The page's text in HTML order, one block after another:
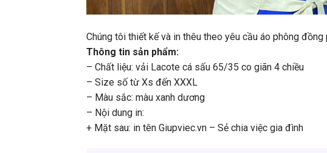
Chúng tôi thiết kế và in thêu theo yêu cầu áo phông đồng
Thông tin sản phẩm:
– Chất liệu: vải Lacote cá sấu 65/35 co giãn 4 chiều
– Size số từ Xs đến XXXL
– Màu sắc: màu xanh dương
– Nội dung in:
+ Mặt sau: in tên Giupviec.vn – Sẻ chia việc gia đình